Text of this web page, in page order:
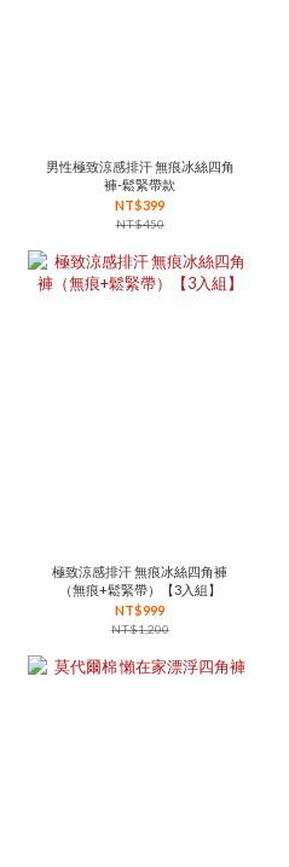
男性極致涼感排汗 無痕冰絲四角
褲-鬆緊帶款
NT$399
NT$450
極致涼感排汗 無痕冰絲四角褲
（無痕+鬆緊帶）【3入組】
NT$999
NT$1,200